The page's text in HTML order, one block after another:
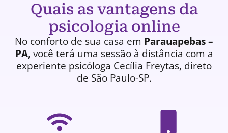
Quais as vantagens da
psicologia online
No conforto de sua casa em Parauapebas –
PA, você terá uma sessão à distância com a
experiente psicóloga Cecília Freytas, direto
de São Paulo-SP.